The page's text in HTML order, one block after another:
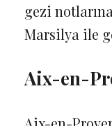
gezi
Marsilya ile
Aix-en-